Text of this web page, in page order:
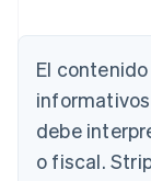
El
debe
o fiscal.
Alemania
Deutsch
Australia
Austria